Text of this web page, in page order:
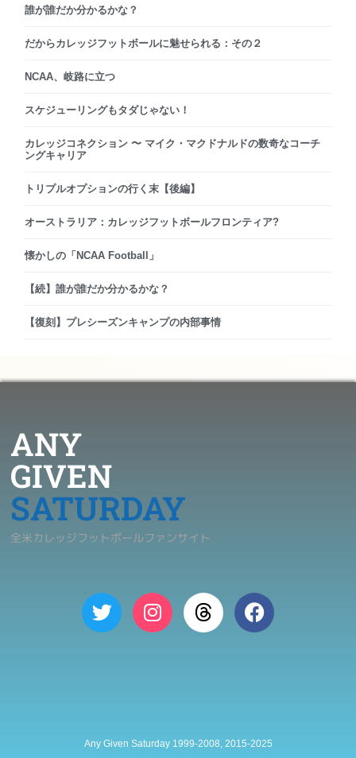
誰が誰だか分かるかな？
だからカレッジフットボールに魅せられる：その２
NCAA、岐路に立つ
スケジューリングもタダじゃない！
カレッジコネクション 〜 マイク・マクドナルドの数奇なコーチ
ングキャリア
トリプルオプションの行く末【後編】
オーストラリア：カレッジフットボールフロンティア?
懐かしの「NCAA Football」
【続】誰が誰だか分かるかな？
【復刻】プレシーズンキャンプの内部事情
ANY
GIVEN
SATURDAY
全米カレッジフットボールファンサイト
Any Given Saturday 1999-2008, 2015-2025